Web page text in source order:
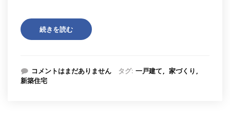
続きを読む
コメントはまだありません タグ: 一戸建て
家づくり
新築住宅